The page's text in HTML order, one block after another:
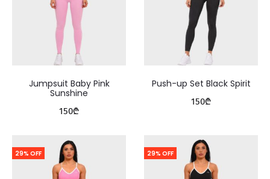
Jumpsuit Baby Pink
Sunshine
150₾
Push-up Set Black Spirit
150₾
29% OFF 29% OFF